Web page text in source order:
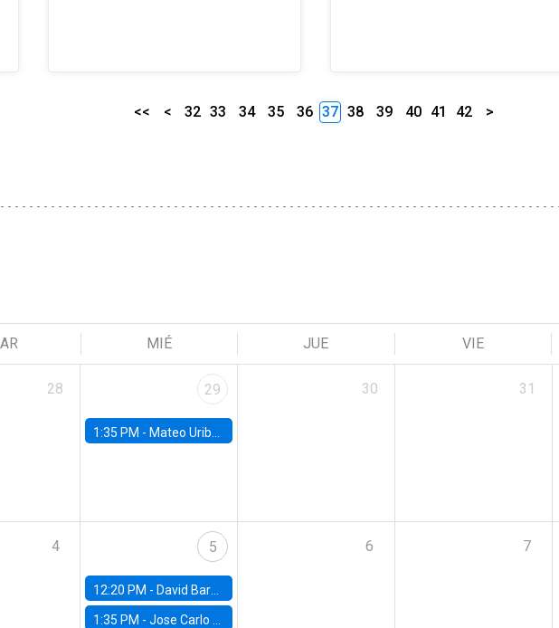
<< < 32 33 34 35 36 37 38 39 40 41 42 >
MIÉ JUE VIE
28 29
1:35 PM - Mateo Uribe-Castro, Universidad de los Andes (Colombia)
30 31
4 5
12:20 PM - David Bardey, Universidad de los Andes - CEDE
1:35 PM -Jose Carlo Bermudez, UC (ME) & World Bank
6 7